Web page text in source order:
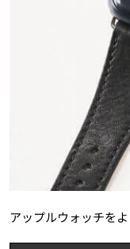
アップルウォッチを